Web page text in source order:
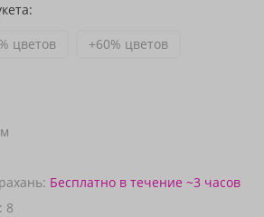
цветов +60% цветов
Бесплатно в течение ~3 часов
8